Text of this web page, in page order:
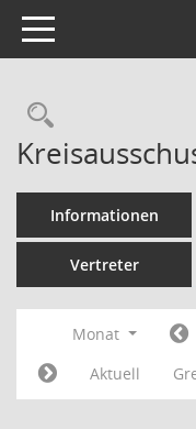
Toggle navigation
Informationen
Vertreter
Monat
Aktuell